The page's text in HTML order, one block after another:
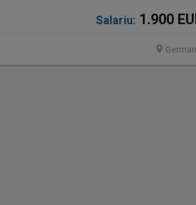
Salariu: 1.900